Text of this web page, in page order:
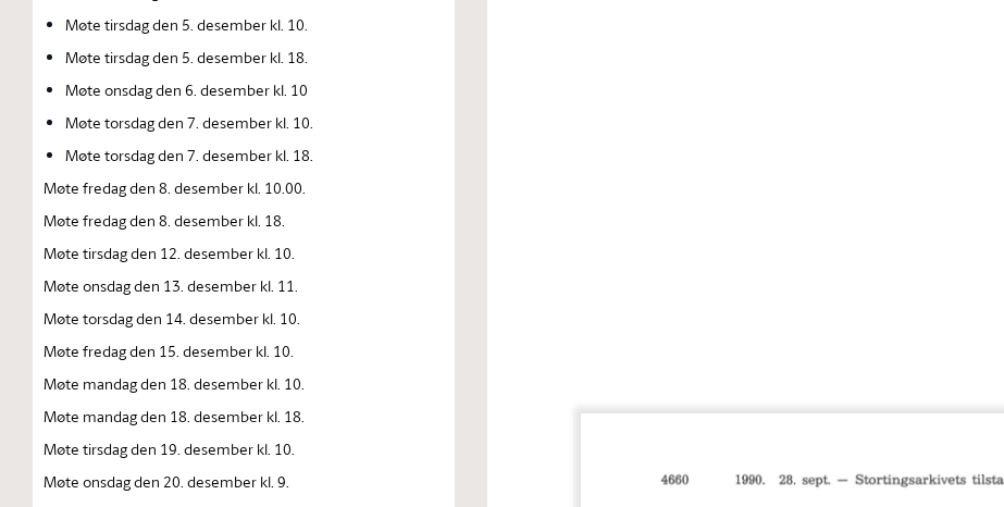
Møte tirsdag den 5. desember kl. 10.
Møte tirsdag den 5. desember kl. 18.
Møte onsdag den 6. desember kl. 10
Møte torsdag den 7. desember kl. 10.
Møte torsdag den 7. desember kl. 18.
Møte fredag den 8. desember kl. 10.00.
Møte fredag den 8. desember kl. 18.
Møte tirsdag den 12. desember kl. 10.
Møte onsdag den 13. desember kl. 11.
Møte torsdag den 14. desember kl. 10.
Møte fredag den 15. desember kl. 10.
Møte mandag den 18. desember kl. 10.
Møte mandag den 18. desember kl. 18.
Møte tirsdag den 19. desember kl. 10.
Møte onsdag den 20. desember kl. 9.